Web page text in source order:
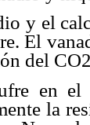
y el
El
del
en el
la